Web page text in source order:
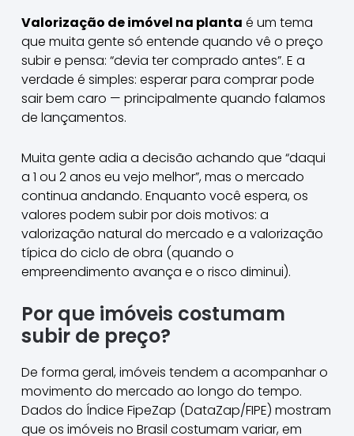
Valorização de imóvel na planta é um tema
que muita gente só entende quando vê o preço
subir e pensa: “devia ter comprado antes”. E a
verdade é simples: esperar para comprar pode
sair bem caro — principalmente quando falamos
de lançamentos.
Muita gente adia a decisão achando que “daqui
a 1 ou 2 anos eu vejo melhor”, mas o mercado
continua andando. Enquanto você espera, os
valores podem subir por dois motivos: a
valorização natural do mercado e a valorização
típica do ciclo de obra (quando o
empreendimento avança e o risco diminui).
Por que imóveis costumam
subir de preço?
De forma geral, imóveis tendem a acompanhar o
movimento do mercado ao longo do tempo.
Dados do Índice FipeZap (DataZap/FIPE) mostram
que os imóveis no Brasil costumam variar, em